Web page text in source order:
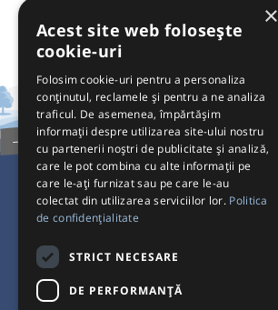
Pentru Călători
Pentru Transportatori
Interacționăm
×
Acest site web folosește
cookie-uri
Folosim cookie-uri pentru a personaliza
conținutul, reclamele și pentru a ne analiza
traficul. De asemenea, împărtășim
informații despre utilizarea site-ului nostru
cu partenerii noștri de publicitate și analiză,
care le pot combina cu alte informații pe
care le-ați furnizat sau pe care le-au
colectat din utilizarea serviciilor lor. Politica
de confidențialitate
STRICT NECESARE
DE PERFORMANȚĂ